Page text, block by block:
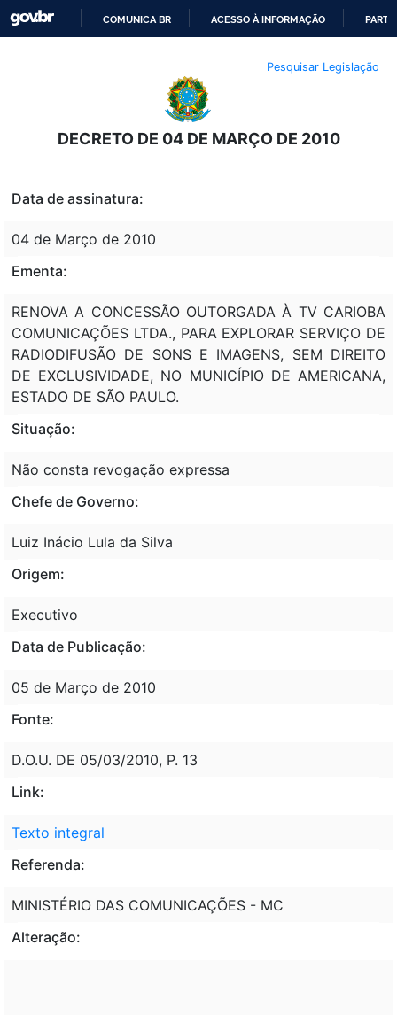
O
CONTEÚDO
COMUNICA BR ACESSO À INFORMAÇÃO
Pesquisar Legislação
DECRETO DE 04 DE MARÇO DE 2010
Data de assinatura:
04 de Março de 2010
Ementa:
RENOVA A CONCESSÃO OUTORGADA À TV CARIOBA
COMUNICAÇÕES LTDA., PARA EXPLORAR SERVIÇO DE
RADIODIFUSÃO DE SONS E IMAGENS, SEM DIREITO
DE EXCLUSIVIDADE, NO MUNICÍPIO DE AMERICANA,
ESTADO DE SÃO PAULO.
Situação:
Não consta revogação expressa
Chefe de Governo:
Luiz Inácio Lula da Silva
Origem:
Executivo
Data de Publicação:
05 de Março de 2010
Fonte:
D.O.U. DE 05/03/2010, P. 13
Link:
Texto integral
Referenda:
MINISTÉRIO DAS COMUNICAÇÕES - MC
Alteração: